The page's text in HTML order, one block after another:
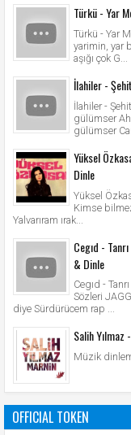
Türkü - Yar
Türkü - Yar
yarimin, yar
aşığı çok G...
İlahiler -
İlahiler -
gülümser Ah
gülümser
Yüksel
Dinle
Yüksel
Kimse
Yalvarıram ırak...
Cegıd -
& Dinle
Cegıd -
Sözleri
diye Sürdürücem rap ...
Salih Yılmaz
Müzik
OFFICIAL TOKEN